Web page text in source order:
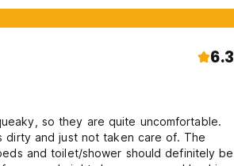
6.3
so they are quite uncomfortable.
dirty and just not taken care of. The
and toilet/shower should definitely be